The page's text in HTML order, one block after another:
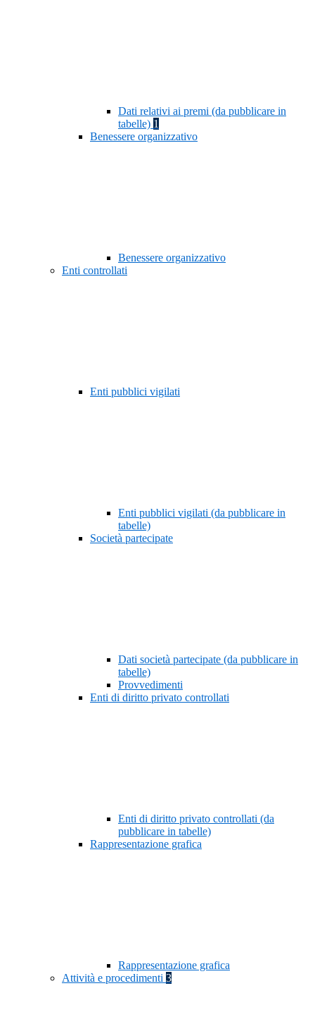
Dati relativi ai premi (da pubblicare in
tabelle) 1
Benessere organizzativo
Benessere organizzativo
Enti controllati
Enti pubblici vigilati
Enti pubblici vigilati (da pubblicare in
tabelle)
Società partecipate
Dati società partecipate (da pubblicare in
tabelle)
Provvedimenti
Enti di diritto privato controllati
Enti di diritto privato controllati (da
pubblicare in tabelle)
Rappresentazione grafica
Rappresentazione grafica
Attività e procedimenti 3